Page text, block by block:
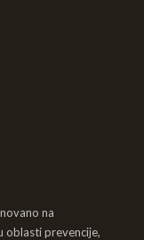
na
oblasti prevencije,